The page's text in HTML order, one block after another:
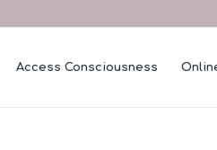
Access Consciousness